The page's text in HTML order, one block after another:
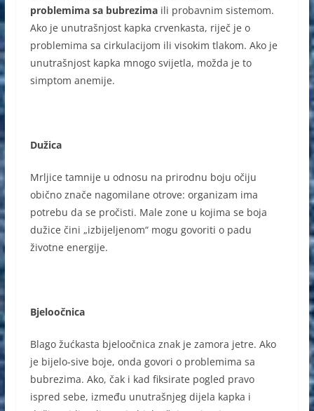
problemima sa bubrezimaili probavnim sistemom.
Ako je unutrašnjost kapka crvenkasta, riječ je o
problemima sa cirkulacijom ili visokim tlakom. Ako je
unutrašnjost kapka mnogo svijetla, možda je to
simptom anemije.
Dužica
Mrljice tamnije u odnosu na prirodnu boju očiju
obično znače nagomilane otrove: organizam ima
potrebu da se pročisti. Male zone u kojima se boja
dužice čini „izbijeljenom“ mogu govoriti o padu
životne energije.
Bjeloočnica
Blago žućkasta bjeloočnica znak je zamora jetre. Ako
je bijelo-sive boje, onda govori o problemima sa
bubrezima. Ako, čak i kad fiksirate pogled pravo
ispred sebe, između unutrašnjeg dijela kapka i